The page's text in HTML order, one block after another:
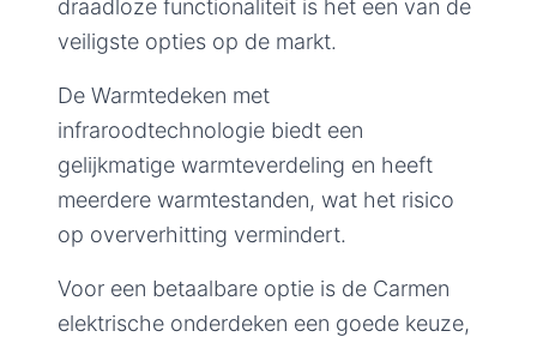
draadloze functionaliteit is het een van de
veiligste opties op de markt.
De Warmtedeken met
infraroodtechnologie biedt een
gelijkmatige warmteverdeling en heeft
meerdere warmtestanden, wat het risico
op oververhitting vermindert.
Voor een betaalbare optie is de Carmen
elektrische onderdeken een goede keuze,